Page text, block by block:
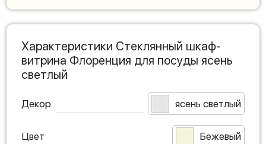
Характеристики Стеклянный шкаф-
витрина Флоренция для посуды ясень
светлый
Декор ясень светлый
Цвет Бежевый